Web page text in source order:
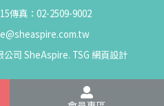
傳真：02-2509-9002
公司 SheAspire. TSG 網頁設計